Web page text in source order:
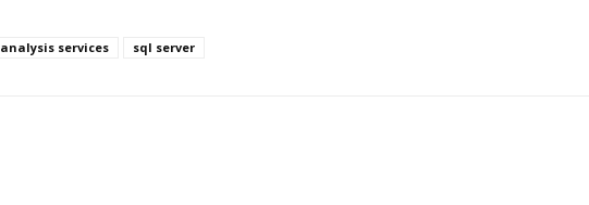
analysis services sql server